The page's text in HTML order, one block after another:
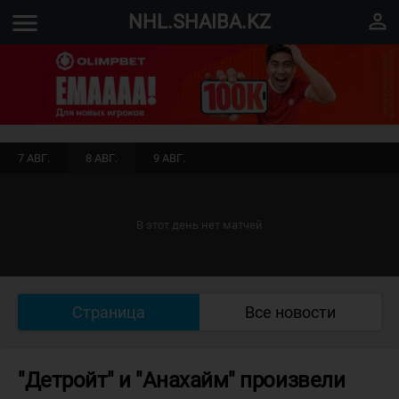
menu NHL.SHAIBA.KZ perm_identity
7 АВГ. 8 АВГ. 9 АВГ.
В этот день нет матчей
Страница Все новости
"Детройт" и "Анахайм" произвели